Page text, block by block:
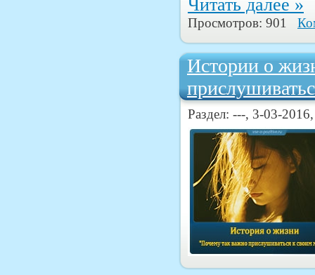
Читать далее »
Просмотров: 901
Истории о
Раздел: ---, 3-03-